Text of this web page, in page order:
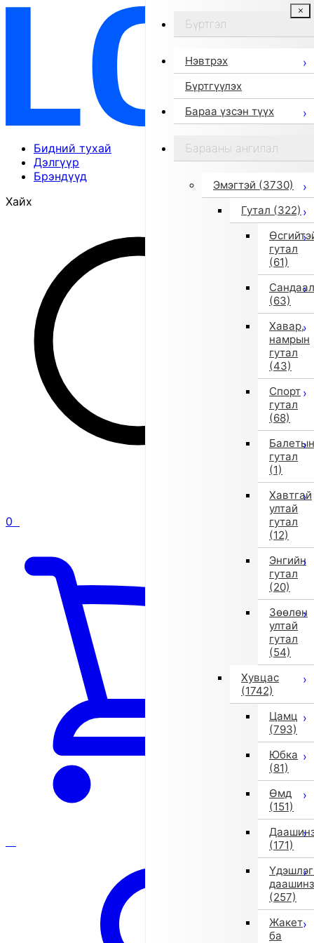
Бидний тухай
Дэлгүүр
Брэндүүд
Хайх
0
Бүртгэл
Нэвтрэх
Бүртгүүлэх
Бараа үзсэн түүх
Барааны ангилал
Эмэгтэй (3730)
Гутал (322)
гутал
(61)
Сандаал
(63)
Хавар,
намрын
гутал
(43)
Спорт
гутал
(68)
Балетын
гутал
(1)
Хавтгай
ултай
гутал
(12)
Энгийн
гутал
(20)
Зөөлөн
ултай
гутал
(54)
Хувцас
(1742)
Цамц
(793)
Юбка
(81)
Өмд
(151)
(171)
даашинз
(257)
Жакет
ба